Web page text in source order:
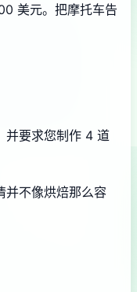
美元。把摩托车告
并要求您制作 4 道
并不像烘焙那么容